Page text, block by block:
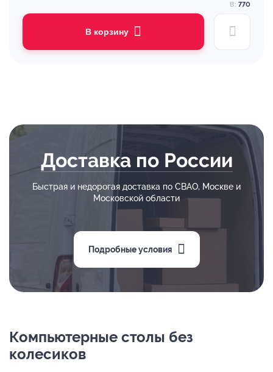
В: 770
В корзину
Доставка по России
Быстрая и недорогая доставка по СВАО, Москве и
Московской области
Подробные условия
Компьютерные столы без
колесиков